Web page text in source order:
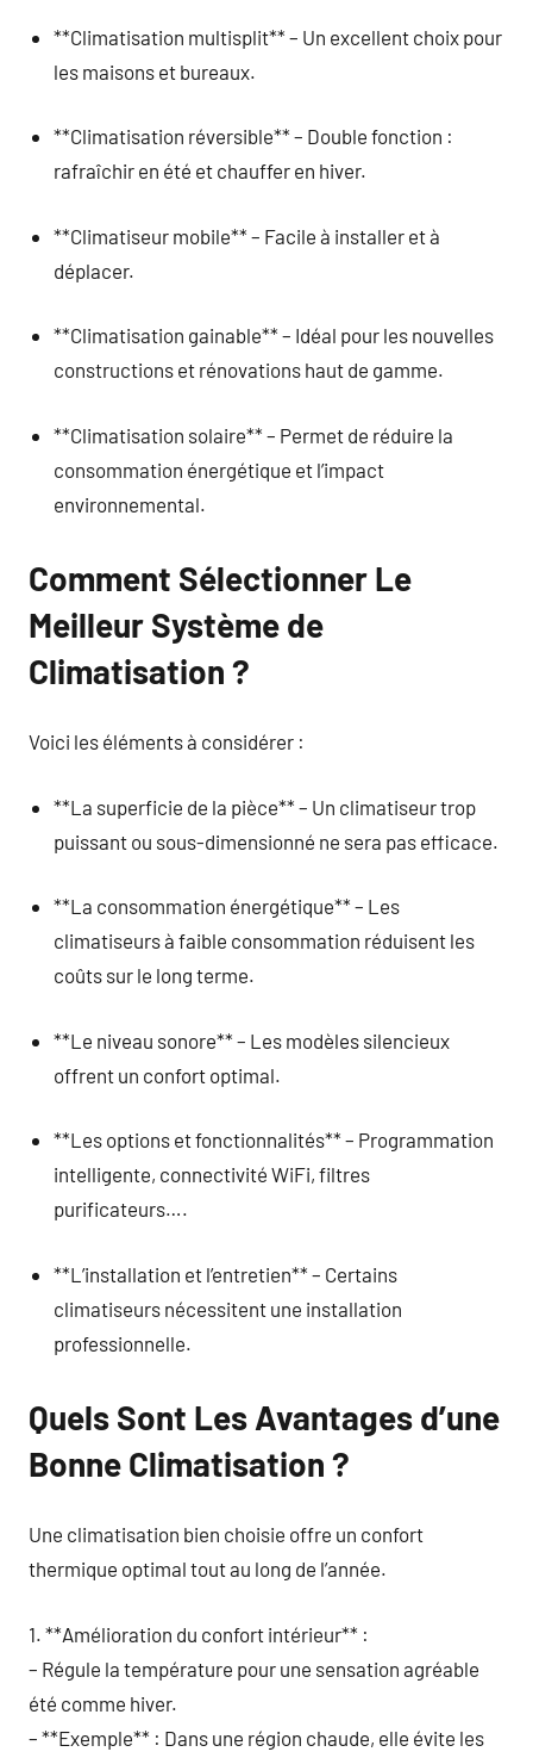
**Climatisation multisplit** – Un excellent choix pour
les maisons et bureaux.
**Climatisation réversible** – Double fonction :
rafraîchir en été et chauffer en hiver.
**Climatiseur mobile** – Facile à installer et à
déplacer.
**Climatisation gainable** – Idéal pour les nouvelles
constructions et rénovations haut de gamme.
**Climatisation solaire** – Permet de réduire la
consommation énergétique et l’impact
environnemental.
Comment Sélectionner Le
Meilleur Système de
Climatisation ?
Voici les éléments à considérer :
**La superficie de la pièce** – Un climatiseur trop
puissant ou sous-dimensionné ne sera pas efficace.
**La consommation énergétique** – Les
climatiseurs à faible consommation réduisent les
coûts sur le long terme.
**Le niveau sonore** – Les modèles silencieux
offrent un confort optimal.
**Les options et fonctionnalités** – Programmation
intelligente, connectivité WiFi, filtres
purificateurs….
**L’installation et l’entretien** – Certains
climatiseurs nécessitent une installation
professionnelle.
Quels Sont Les Avantages d’une
Bonne Climatisation ?
Une climatisation bien choisie offre un confort
thermique optimal tout au long de l’année.
1. **Amélioration du confort intérieur** :
– Régule la température pour une sensation agréable
été comme hiver.
– **Exemple** : Dans une région chaude, elle évite les